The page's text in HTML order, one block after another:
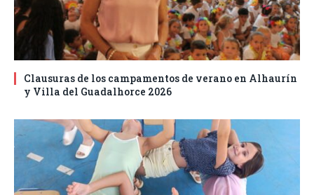
Clausuras de los campamentos de verano en Alhaurín
y Villa del Guadalhorce 2026